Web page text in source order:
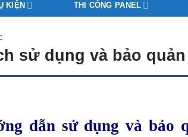
KIỆN THI CÔNG PANEL
sử dụng và bảo
dẫn sử dụng và bảo